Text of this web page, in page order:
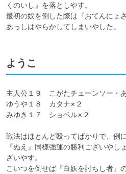
くのいし』を落としやす。
最初の奴を倒した際は『おてんにょ
ようこ
主人公１９　こがたチェーンソー・
ゆうや１８　カタナ×２
みゆき１７　ショベル×２
戦法はほとんど殴ってばかりで、例
『ぬえ』同様強運の勝利ございやし
ざいやす。
こいつを倒せば『白妖を討ちし者』